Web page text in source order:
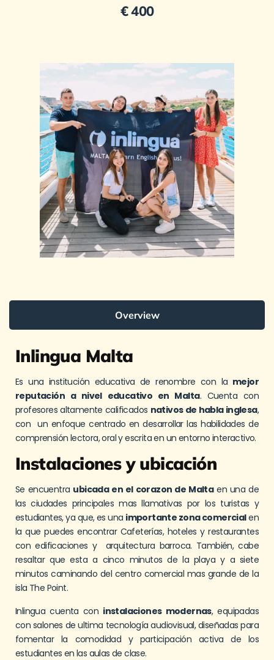
€ 400
Overview
Inlingua Malta
Es una institución educativa de renombre con la mejor
reputación a nivel educativo en Malta. Cuenta con
profesores altamente calificados nativos de habla inglesa,
con un enfoque centrado en desarrollar las habilidades de
comprensión lectora, oral y escrita en un entorno interactivo.
Instalaciones y ubicación
Se encuentra ubicada en el corazon de Maltaen una de
las ciudades principales mas llamativas por los turistas y
estudiantes, ya que, es una importante zona comercialen
la que puedes encontrar Cafeterías, hoteles y restaurantes
con edificaciones y arquitectura barroca. También, cabe
resaltar que esta a cinco minutos de la playa y a siete
minutos caminando del centro comercial mas grande de la
isla The Point.
Inlingua cuenta con instalaciones modernas, equipadas
con salones de ultima tecnología audiovisual, diseñadas para
fomentar la comodidad y participación activa de los
estudiantes en las aulas de clase.